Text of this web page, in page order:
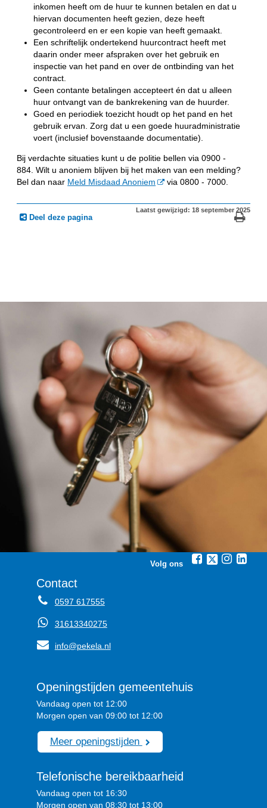
inkomen heeft om de huur te kunnen betalen en dat u
hiervan documenten heeft gezien, deze heeft
gecontroleerd en er een kopie van heeft gemaakt.
Een schriftelijk ondertekend huurcontract heeft met
daarin onder meer afspraken over het gebruik en
inspectie van het pand en over de ontbinding van het
contract.
Geen contante betalingen accepteert én dat u alleen
huur ontvangt van de bankrekening van de huurder.
Goed en periodiek toezicht houdt op het pand en het
gebruik ervan. Zorg dat u een goede huuradministratie
voert (inclusief bovenstaande documentatie).
Bij verdachte situaties kunt u de politie bellen via 0900 -
884. Wilt u anoniem blijven bij het maken van een melding?
Bel dan naar Meld Misdaad Anoniem via 0800 - 7000.
Deel deze pagina
Laatst gewijzigd: 18 september 2025
Volg ons
Contact
0597 617555
31613340275
info@pekela.nl
Openingstijden gemeentehuis
Vandaag open tot 12:00
Morgen open van 09:00 tot 12:00
Meer openingstijden
Telefonische bereikbaarheid
Vandaag open tot 16:30
Morgen open van 08:30 tot 13:00